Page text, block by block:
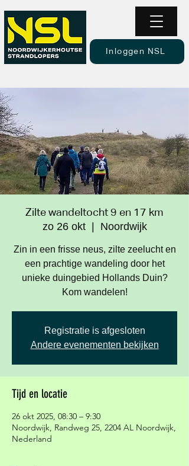
Inloggen NSL
Zilte wandeltocht 9 en 17 km
zo 26 okt
  |
Noordwijk
Zin in een frisse neus, zilte zeelucht en
een prachtige wandeling door het
unieke duingebied Hollands Duin?
Kom wandelen!
Registratie is afgesloten
Andere evenementen bekijken
Tijd en locatie
26 okt 2025, 08:30 – 9:30
Noordwijk, Randweg 25, 2204 AL Noordwijk,
Nederland